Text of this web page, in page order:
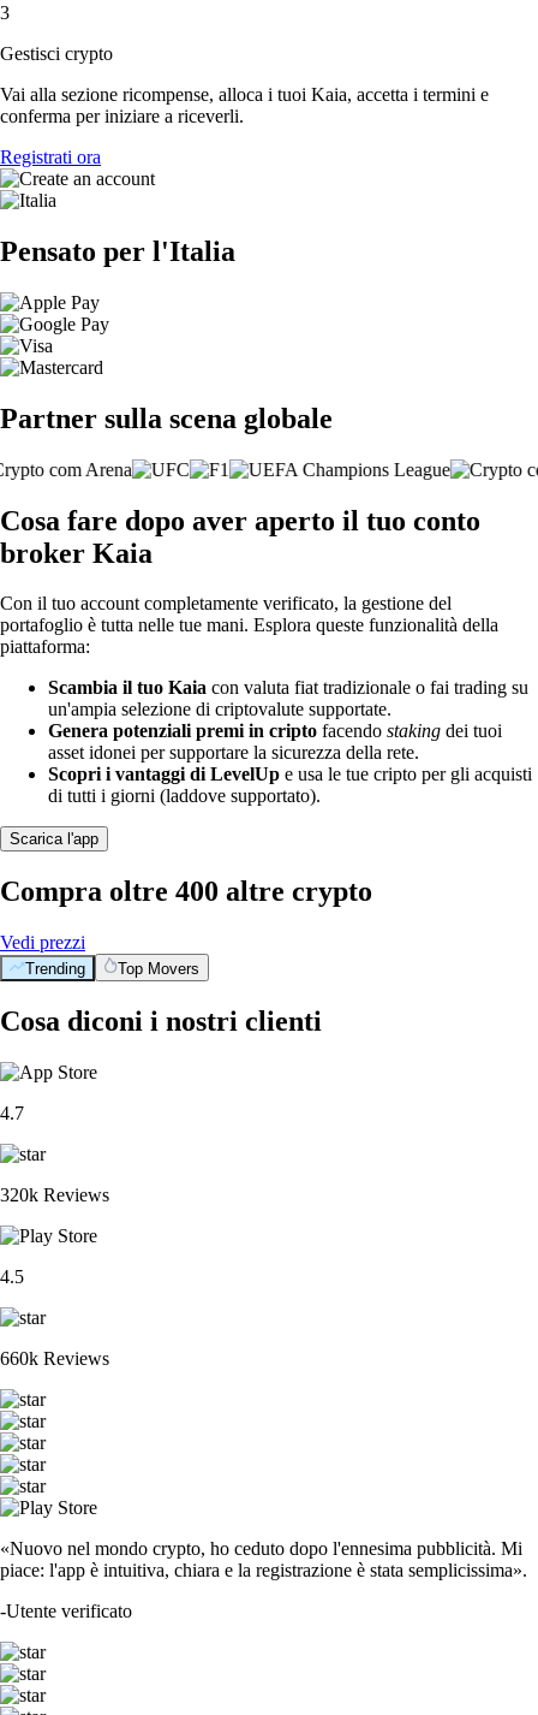
3
Gestisci crypto
Vai alla sezione ricompense, alloca i tuoi Kaia, accetta i termini e
conferma per iniziare a riceverli.
Registrati ora
Pensato per l'Italia
Partner sulla scena globale
Cosa fare dopo aver aperto il tuo conto
broker Kaia
Con il tuo account completamente verificato, la gestione del
portafoglio è tutta nelle tue mani. Esplora queste funzionalità della
piattaforma:
Scambia il tuo Kaia con valuta fiat tradizionale o fai trading su
un'ampia selezione di criptovalute supportate.
Genera potenziali premi in cripto facendo staking dei tuoi
asset idonei per supportare la sicurezza della rete.
Scopri i vantaggi di LevelUp e usa le tue cripto per gli acquisti
di tutti i giorni (laddove supportato).
Scarica l'app
Compra oltre 400 altre crypto
Vedi prezzi
Trending Top Movers
Cosa diconi i nostri clienti
4.7
320k Reviews
4.5
660k Reviews
«Nuovo nel mondo crypto, ho ceduto dopo l'ennesima pubblicità. Mi
piace: l'app è intuitiva, chiara e la registrazione è stata semplicissima».
-Utente verificato